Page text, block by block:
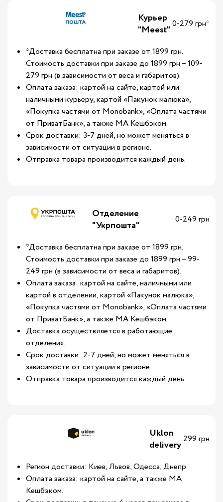
Курьер
"Meest"0-279 грн*
*Доставка бесплатна при заказе от 1899 грн.
Стоимость доставки при заказе до 1899 грн – 109-
279 грн (в зависимости от веса и габаритов).
Оплата заказа: картой на сайте, картой или
наличными курьеру, картой «Пакунок малюка»,
«Покупка частями от Monobank», «Оплата частями
от ПриватБанк», а также МА Кешбэком.
Срок доставки: 3-7 дней, но может меняться в
зависимости от ситуации в регионе.
Отправка товара производится каждый день.
Отделение
"Укрпошта"
0-249 грн
*Доставка бесплатна при заказе от 1899 грн.
Стоимость доставки при заказе до 1899 грн – 99-
249 грн (в зависимости от веса и габаритов).
Оплата заказа: картой на сайте, наличными или
картой в отделении, картой «Пакунок малюка»,
«Покупка частями от Monobank», «Оплата частями
от ПриватБанк», а также МА Кешбэком.
Доставка осуществляется в работающие
отделения.
Срок доставки: 2-7 дней, но может меняться в
зависимости от ситуации в регионе.
Отправка товара производится каждый день.
Uklon
delivery 299 грн
Регион доставки: Киев, Львов, Одесса, Днепр.
Оплата заказа: картой на сайте, а также МА
Кешбэком.